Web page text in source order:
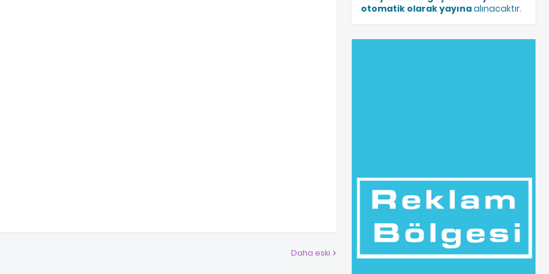
Daha eski
otomatik olarak yayınaalınacaktır.